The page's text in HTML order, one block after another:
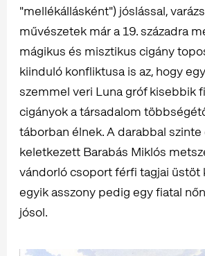
"mellékállásként") jóslással,
művészetek már a 19. századra
mágikus és misztikus cigány
kiinduló konfliktusa is az, hogy
szemmel veri Luna gróf kisebbik
cigányok a társadalom
táborban élnek. A darabbal
keletkezett Barabás Miklós
vándorló csoport férfi tagjai üstöt
egyik asszony pedig egy fiatal
jósol.